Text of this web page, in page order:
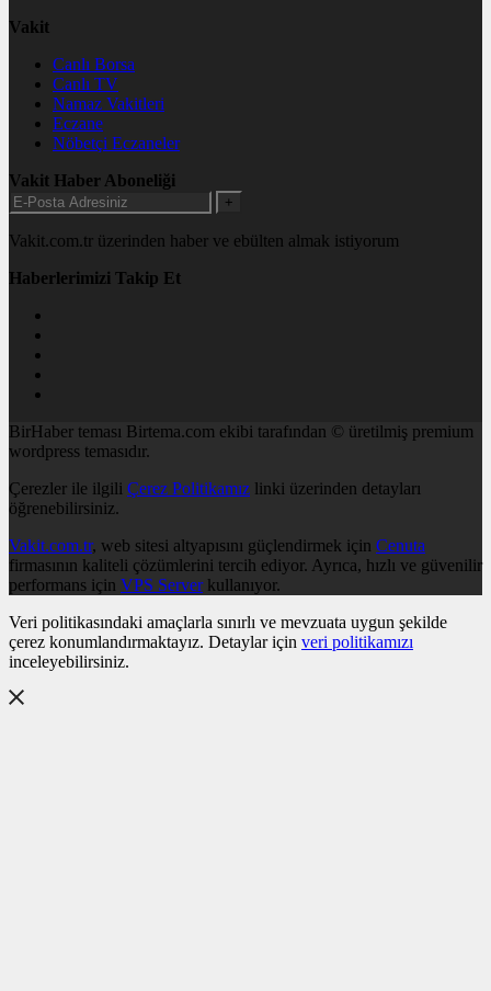
Vakit
Canlı Borsa
Canlı TV
Namaz Vakitleri
Eczane
Nöbetçi Eczaneler
Vakit Haber Aboneliği
+
Vakit.com.tr üzerinden haber ve ebülten almak istiyorum
Haberlerimizi Takip Et
BirHaber teması Birtema.com ekibi tarafından © üretilmiş premium
wordpress temasıdır.
Çerezler ile ilgili Çerez Politikamız linki üzerinden detayları
öğrenebilirsiniz.
Vakit.com.tr, web sitesi altyapısını güçlendirmek için Cenuta
firmasının kaliteli çözümlerini tercih ediyor. Ayrıca, hızlı ve güvenilir
performans için VPS Serverkullanıyor.
Veri politikasındaki amaçlarla sınırlı ve mevzuata uygun şekilde
çerez konumlandırmaktayız. Detaylar için veri politikamızı
inceleyebilirsiniz.